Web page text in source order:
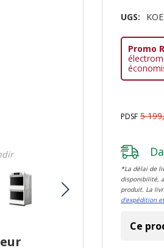
UGS:
Promo
PDSF 5
*La délai de
disponibilité,
produit. La
d'expédition
Ce